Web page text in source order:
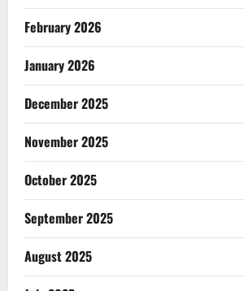
February 2026
January 2026
December 2025
November 2025
October 2025
September 2025
August 2025